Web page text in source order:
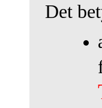
Det